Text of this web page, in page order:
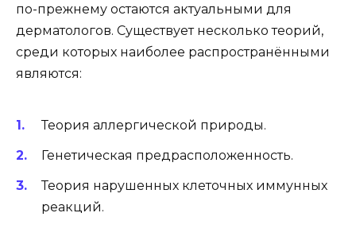
по-прежнему остаются актуальными для
дерматологов. Существует несколько теорий,
среди которых наиболее распространёнными
являются:
Теория аллергической природы.
Генетическая предрасположенность.
Теория нарушенных клеточных иммунных
реакций.